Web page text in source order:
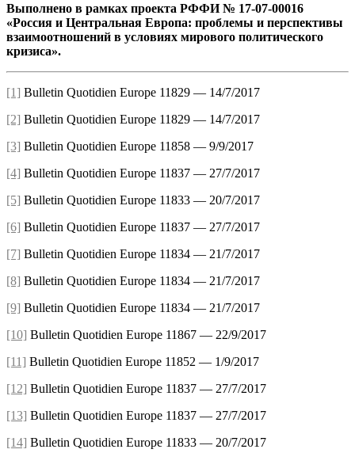
Выполнено в рамках проекта РФФИ № 17-07-00016
«Россия и Центральная Европа: проблемы и перспективы
взаимоотношений в условиях мирового политического
кризиса».
[1] Bulletin Quotidien Europe 11829 — 14/7/2017
[2] Bulletin Quotidien Europe 11829 — 14/7/2017
[3] Bulletin Quotidien Europe 11858 — 9/9/2017
[4] Bulletin Quotidien Europe 11837 — 27/7/2017
[5] Bulletin Quotidien Europe 11833 — 20/7/2017
[6] Bulletin Quotidien Europe 11837 — 27/7/2017
[7] Bulletin Quotidien Europe 11834 — 21/7/2017
[8] Bulletin Quotidien Europe 11834 — 21/7/2017
[9] Bulletin Quotidien Europe 11834 — 21/7/2017
[10] Bulletin Quotidien Europe 11867 — 22/9/2017
[11] Bulletin Quotidien Europe 11852 — 1/9/2017
[12] Bulletin Quotidien Europe 11837 — 27/7/2017
[13] Bulletin Quotidien Europe 11837 — 27/7/2017
[14] Bulletin Quotidien Europe 11833 — 20/7/2017